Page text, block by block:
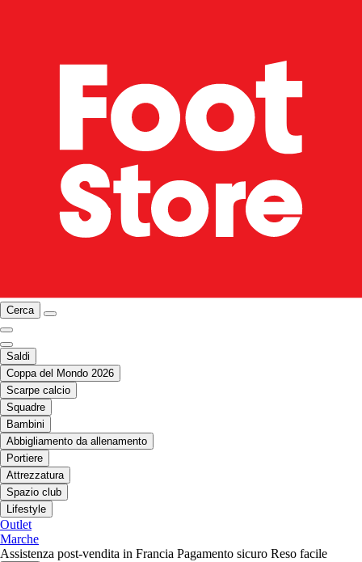
Cerca
Saldi
Coppa del Mondo 2026
Scarpe calcio
Squadre
Bambini
Abbigliamento da allenamento
Portiere
Attrezzatura
Spazio club
Lifestyle
Outlet
Marche
Assistenza post-vendita in Francia Pagamento sicuro Reso facile